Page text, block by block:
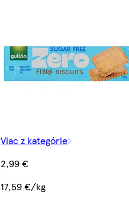
Viac z kategórie
2,99 €
17,59 €/kg